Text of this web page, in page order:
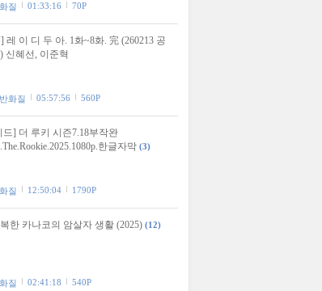
질 01:33:16 70P
레 이 디 두 아. 1화~8화. 完 (260213 공
신혜선, 이준혁
화질 05:57:56 560P
드] 더 루키 시즌7.18부작완
한글자막 (3)
질 12:50:04 1790P
한 카나코의 암살자 생활 (2025) (12)
질 02:41:18 540P